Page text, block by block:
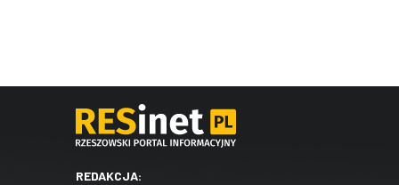
REDAKCJA: